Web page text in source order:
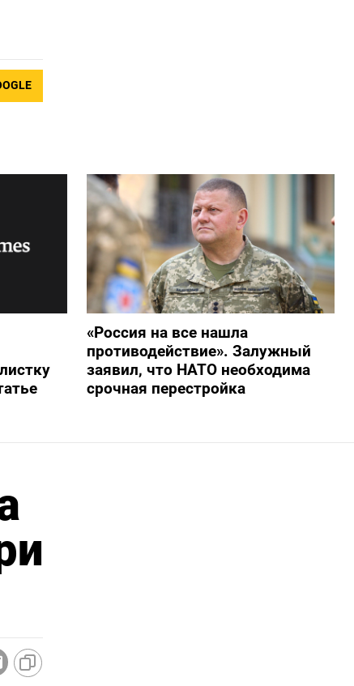
«Россия на все нашла
противодействие». Залужный
заявил, что НАТО необходима
срочная перестройка